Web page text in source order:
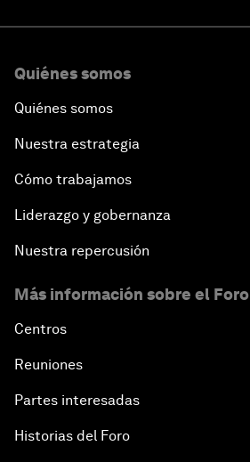
Quiénes somos
Quiénes somos
Nuestra estrategia
Cómo trabajamos
Liderazgo y gobernanza
Nuestra repercusión
Más información sobre el Foro
Centros
Reuniones
Partes interesadas
Historias del Foro